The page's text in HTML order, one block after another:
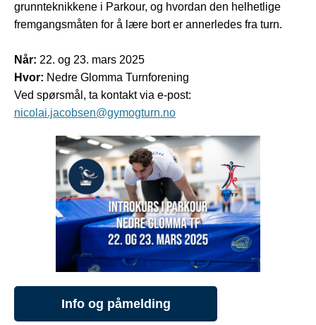
grunnteknikkene i Parkour, og hvordan den helhetlige
fremgangsmåten for å lære bort er annerledes fra turn.
Når: 22. og 23. mars 2025
Hvor: Nedre Glomma Turnforening
Ved spørsmål, ta kontakt via e-post:
nicolai.jacobsen@gymogturn.no
Info og påmelding